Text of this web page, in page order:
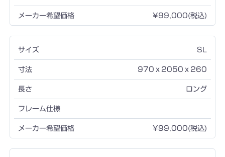
¥99,000(税込)
SL
970ｘ2050ｘ260
ロング
¥99,000(税込)